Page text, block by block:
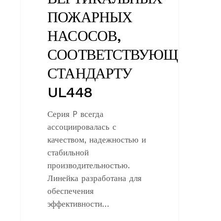
ПОЖАРНЫХ
НАСОСОВ,
СООТВЕТСТВУЮЩИХ
СТАНДАРТУ
UL448
Серия P всегда
ассоциировалась с
качеством, надежностью и
стабильной
производительностью.
Линейка разработана для
обеспечения
эффективности…